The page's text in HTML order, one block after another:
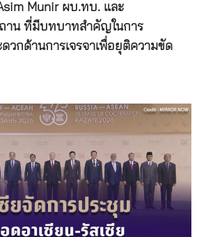
Munir ผบ.ทบ. และ
าน ที่มีบทบาทสำคัญในการ
วกด้านการเจรจาเพื่อยุติความขัด